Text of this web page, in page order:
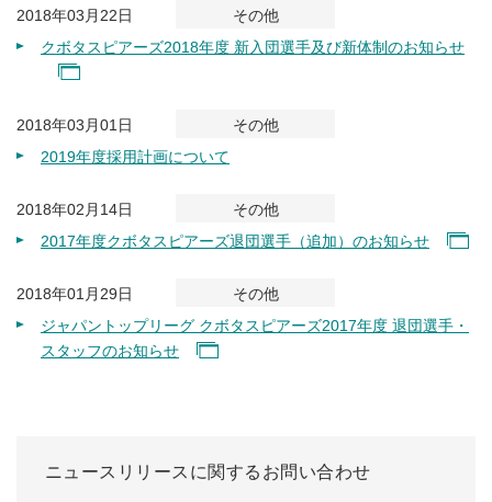
2018年03月22日
その他
クボタスピアーズ2018年度 新入団選手及び新体制のお知らせ
2018年03月01日
その他
2019年度採用計画について
2018年02月14日
その他
2017年度クボタスピアーズ退団選手（追加）のお知らせ
2018年01月29日
その他
ジャパントップリーグ クボタスピアーズ2017年度 退団選手・
スタッフのお知らせ
ニュースリリースに関するお問い合わせ